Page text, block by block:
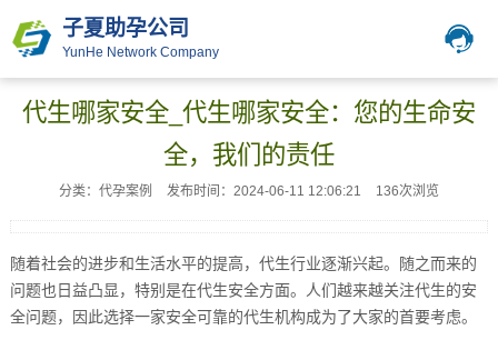
子夏助孕公司
YunHe Network Company
代生哪家安全_代生哪家安全：您的生命安
全，我们的责任
分类：代孕案例 发布时间：2024-06-11 12:06:21 136次浏览
随着社会的进步和生活水平的提高，代生行业逐渐兴起。随之而来的
问题也日益凸显，特别是在代生安全方面。人们越来越关注代生的安
全问题，因此选择一家安全可靠的代生机构成为了大家的首要考虑。